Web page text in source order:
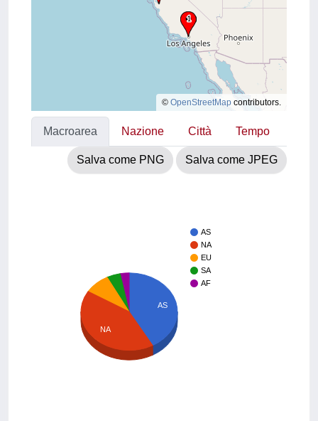
© OpenStreetMap contributors.
Macroarea Nazione Città Tempo
Salva come PNG Salva come JPEG
AS
NA
EU
SA
AF
AS
NA